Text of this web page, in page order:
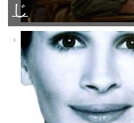
じ